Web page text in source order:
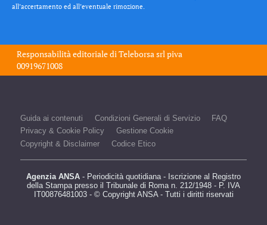
all’accertamento ed all’eventuale rimozione.
Responsabilità editoriale diTeleborsa srl piva
00919671008
Guida ai contenuti Condizioni Generali di Servizio
FAQ
Privacy & Cookie Policy
Gestione Cookie
Copyright & Disclaimer
Codice Etico
Agenzia ANSA - Periodicità quotidiana - Iscrizione al Registro
della Stampa presso il Tribunale di Roma n. 212/1948 - P. IVA
IT00876481003 - © Copyright ANSA - Tutti i diritti riservati